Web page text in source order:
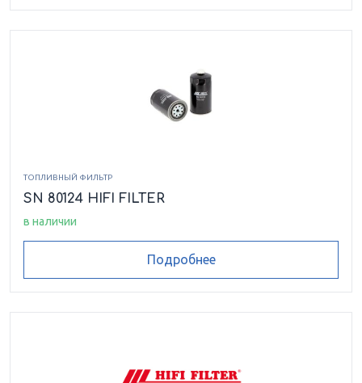
ТОПЛИВНЫЙ ФИЛЬТР
SN 80124 HIFI FILTER
в наличии
Подробнее